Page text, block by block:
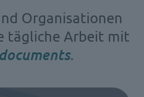
Organisationen
tägliche Arbeit mit
.